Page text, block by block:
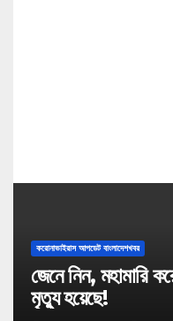
করোনাভাইরাস আপডেট বাংলাদেশখবর
জেনে নিন, মহামারি
মৃত্যু হয়েছে!